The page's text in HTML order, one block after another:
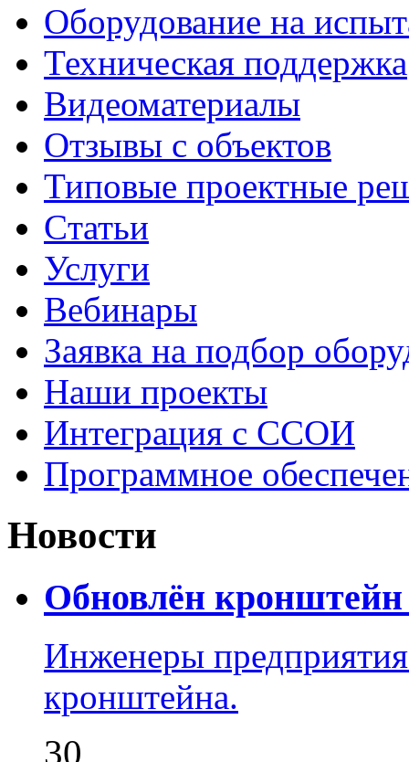
Оборудование на
Техническая поддержка
Видеоматериалы
Отзывы с объектов
Типовые проектные
Cтатьи
Услуги
Вебинары
Заявка на подбор
Наши проекты
Интеграция с ССОИ
Программное
Новости
Обновлён
Инженеры
кронштейна.
30